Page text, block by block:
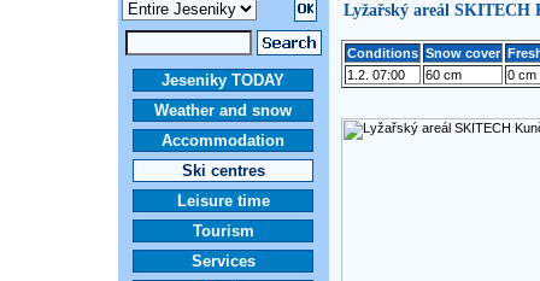
Jeseniky TODAY
Weather and snow
Accommodation
Ski centres
Leisure time
Tourism
Services
Lyžařský areál SKITECH
Conditions Snow cover
1.2. 07:00
60 cm 0 cm